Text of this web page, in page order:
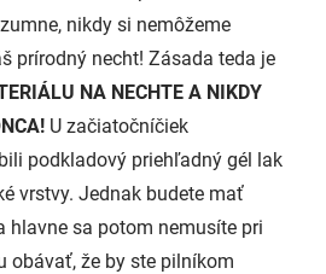
nikdy si nemôžeme
prírodný necht! Zásada teda je
NA NECHTE A NIKDY
U začiatočníčiek
podkladový priehľadný gél lak
vrstvy. Jednak budete mať
hlavne sa potom nemusíte pri
obávať, že by ste pilníkom